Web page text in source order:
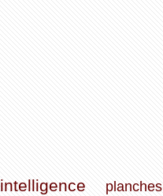
intelligence
planches